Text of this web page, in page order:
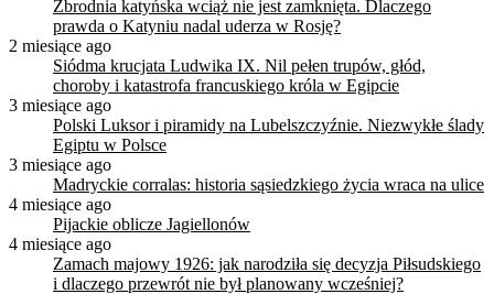
Zbrodnia katyńska wciąż nie jest zamknięta. Dlaczego
prawda o Katyniu nadal uderza w Rosję?
2 miesiące ago
Siódma krucjata Ludwika IX. Nil pełen trupów, głód,
choroby i katastrofa francuskiego króla w Egipcie
3 miesiące ago
Polski Luksor i piramidy na Lubelszczyźnie. Niezwykłe ślady
Egiptu w Polsce
3 miesiące ago
Madryckie corralas: historia sąsiedzkiego życia wraca na ulice
4 miesiące ago
Pijackie oblicze Jagiellonów
4 miesiące ago
Zamach majowy 1926: jak narodziła się decyzja Piłsudskiego
i dlaczego przewrót nie był planowany wcześniej?